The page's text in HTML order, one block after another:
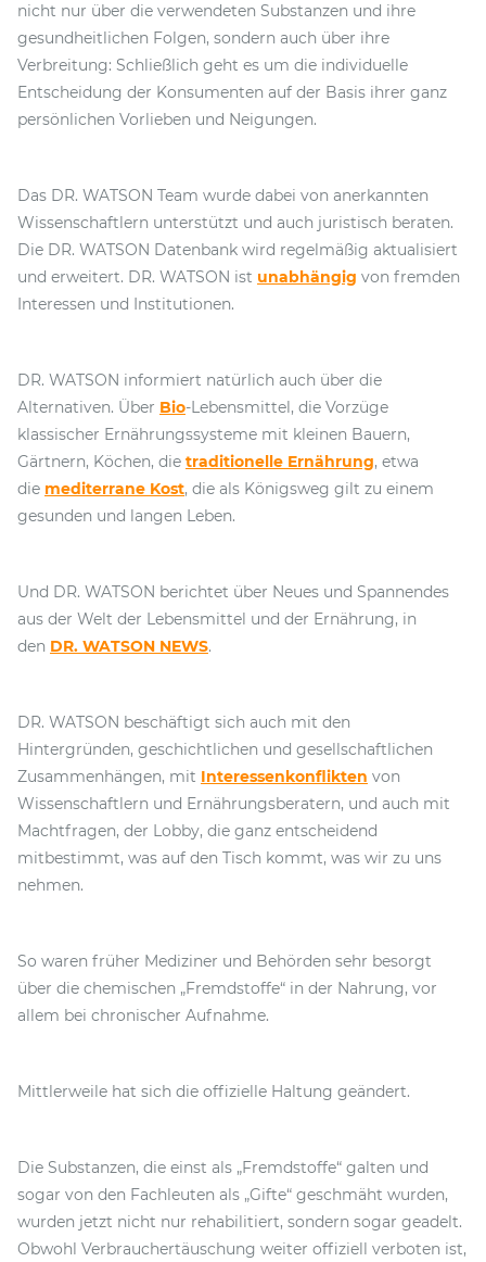
nicht nur über die verwendeten Substanzen und ihre
gesundheitlichen Folgen, sondern auch über ihre
Verbreitung: Schließlich geht es um die individuelle
Entscheidung der Konsumenten auf der Basis ihrer ganz
persönlichen Vorlieben und Neigungen.
Das DR. WATSON Team wurde dabei von anerkannten
Wissenschaftlern unterstützt und auch juristisch beraten.
Die DR. WATSON Datenbank wird regelmäßig aktualisiert
und erweitert. DR. WATSON ist unabhängig von fremden
Interessen und Institutionen.
DR. WATSON informiert natürlich auch über die
Alternativen. Über Bio-Lebensmittel, die Vorzüge
klassischer Ernährungssysteme mit kleinen Bauern,
Gärtnern, Köchen, die traditionelle Ernährung, etwa
die mediterrane Kost, die als Königsweg gilt zu einem
gesunden und langen Leben.
Und DR. WATSON berichtet über Neues und Spannendes
aus der Welt der Lebensmittel und der Ernährung, in
den DR. WATSON NEWS.
DR. WATSON beschäftigt sich auch mit den
Hintergründen, geschichtlichen und gesellschaftlichen
Zusammenhängen, mit Interessenkonflikten von
Wissenschaftlern und Ernährungsberatern, und auch mit
Machtfragen, der Lobby, die ganz entscheidend
mitbestimmt, was auf den Tisch kommt, was wir zu uns
nehmen.
So waren früher Mediziner und Behörden sehr besorgt
über die chemischen „Fremdstoffe“ in der Nahrung, vor
allem bei chronischer Aufnahme.
Mittlerweile hat sich die offizielle Haltung geändert.
Die Substanzen, die einst als „Fremdstoffe“ galten und
sogar von den Fachleuten als „Gifte“ geschmäht wurden,
wurden jetzt nicht nur rehabilitiert, sondern sogar geadelt.
Obwohl Verbrauchertäuschung weiter offiziell verboten ist,